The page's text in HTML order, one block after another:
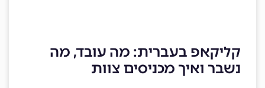
קליקאפ בעברית: מה עובד, מה
נשבר ואיך מכניסים צוות